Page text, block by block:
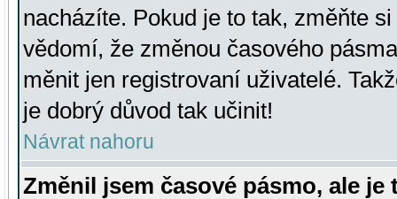
nacházíte. Pokud je to tak, změňte
vědomí, že změnou časového
měnit jen registrovaní uživatelé.
je dobrý důvod tak učinit!
Návrat nahoru
Změnil jsem časové pásmo, ale je